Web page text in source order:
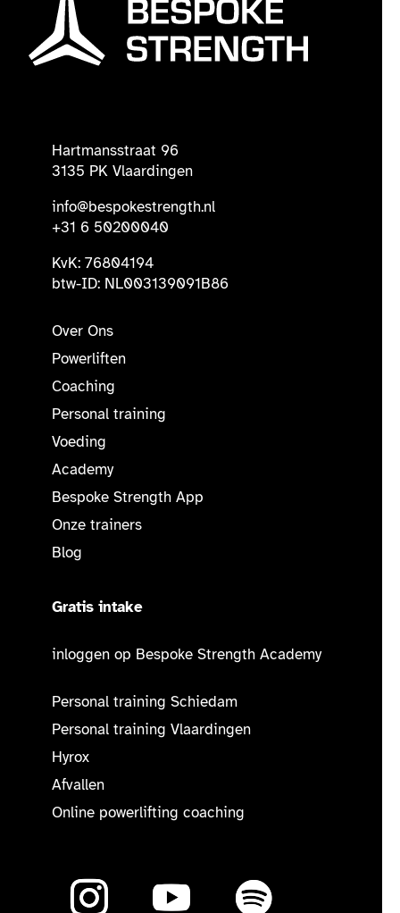
Hartmansstraat 96
3135 PK Vlaardingen
info@bespokestrength.nl
+31 6 50200040
KvK: 76804194
btw-ID: NL003139091B86
Over Ons
Powerliften
Coaching
Personal training
Voeding
Academy
Bespoke Strength App
Onze trainers
Blog
Gratis intake
inloggen op Bespoke Strength Academy
Personal training Schiedam
Personal training Vlaardingen
Hyrox
Afvallen
Online powerlifting coaching